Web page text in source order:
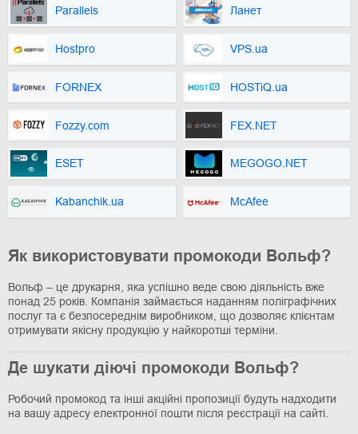
Parallels Ланет
Hostpro VPS.ua
FORNEX HOSTiQ.ua
Fozzy.com FEX.NET
ESET MEGOGO.NET
Kabanchik.ua McAfee
Як використовувати промокоди Вольф?
Вольф – це друкарня, яка успішно веде свою діяльність вже
понад 25 років. Компанія займається наданням поліграфічних
послуг та є безпосереднім виробником, що дозволяє клієнтам
отримувати якісну продукцію у найкоротші терміни.
Де шукати діючі промокоди Вольф?
Робочий промокод та інші акційні пропозиції будуть надходити
на вашу адресу електронної пошти після реєстрації на сайті.